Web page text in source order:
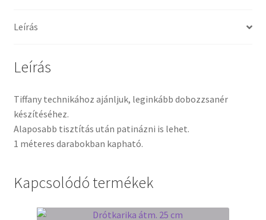
Hírek
Pénztár
Rólunk
Termékek
Uvegek
Leírás
Leírás
Tiffany technikához ajánljuk, leginkább dobozzsanér
készítéséhez.
Alaposabb tisztítás után patinázni is lehet.
1 méteres darabokban kapható.
Kapcsolódó termékek